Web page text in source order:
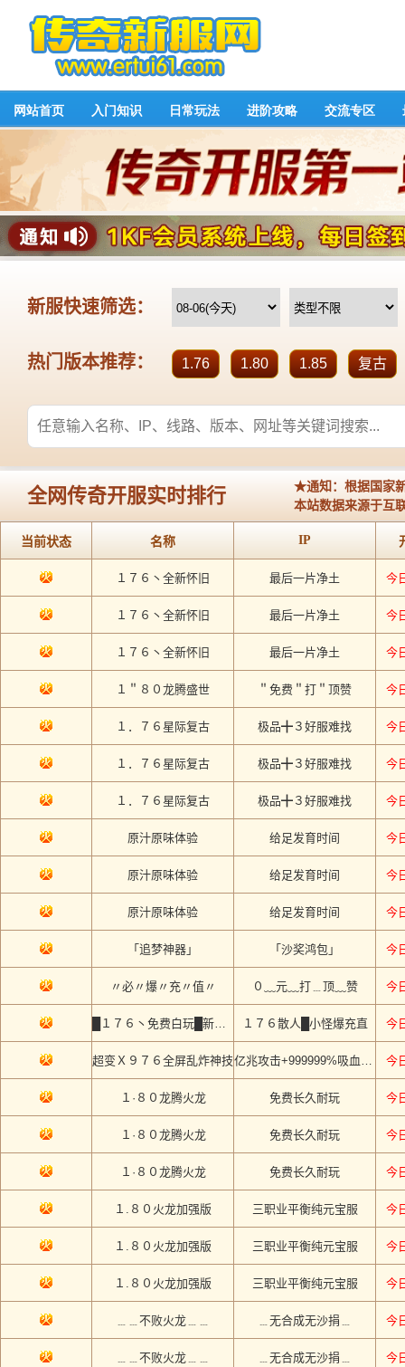
网站首页 入门知识 日常玩法 进阶攻略 交流专区